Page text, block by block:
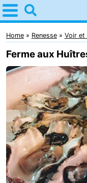
Home
Renesse
Astuces
Avec
les
enfants
Passer
la
nuit
Appartements
-
Port
-
Home Renesse Voir et
Ferme aux